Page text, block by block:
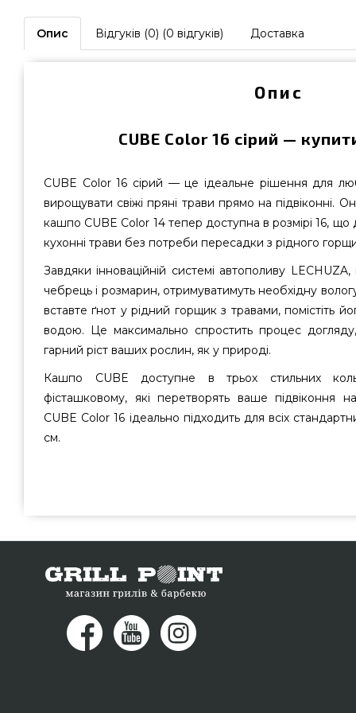
Опис Відгуків (0) (0 відгуків) Доставка
Опис
CUBE Color 16 сірий —
CUBE Color 16 сірий — це ідеальне рішення для
вирощувати свіжі пряні трави прямо на підвіконні.
кашпо CUBE Color 14 тепер доступна в розмірі 16, що
кухонні трави без потреби пересадки з рідного
Завдяки інноваційній системі автополиву LECHUZA,
чебрець і розмарин, отримуватимуть необхідну
вставте ґнот у рідний горщик з травами, помістіть
водою. Це максимально спростить процес
гарний ріст ваших рослин, як у природі.
Кашпо CUBE доступне в трьох стильних
фісташковому, які перетворять ваше підвіконня
CUBE Color 16 ідеально підходить для всіх
см.
замовте також Вазони та горщики для квітів в
зараз нашим фахівцям на номер (044) 334-76-95 и мы